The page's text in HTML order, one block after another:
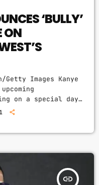
‘BULLY’
ON
Images Kanye
on a special day.
Justin LaBoy,
comes just
helped rekindle his
to the
insert_link